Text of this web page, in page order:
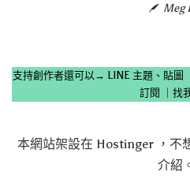
Meg
支持創作者還可以→ LINE 主題、貼圖
訂閱
找
本網站架設在 Hostinger，不
介紹